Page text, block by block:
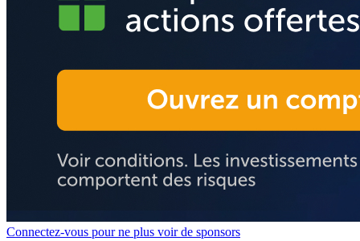
Connectez-vous pour ne plus voir de sponsors